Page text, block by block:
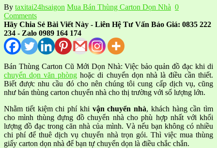
By taxitai24hsaigon Mua Bán Thùng Carton Dọn Nhà 0
Comments
Hãy Chia Sẻ Bài Viết Này - Liên Hệ Tư Vấn Báo Giá: 0835 222
234 - Zalo 0989 164 174
Bán Thùng Carton Cũ Mới Dọn Nhà: Việc bảo quản đồ đạc khi di
chuyển dọn văn phòng hoặc di chuyển dọn nhà là điều cần thiết.
Biết được nhu cầu đó cho nên chúng tôi cung cấp dịch vụ, cũng
như bán thùng carton chuyển nhà cho thị trường với số lượng lớn.
Nhằm tiết kiệm chi phí khi vận chuyển nhà, khách hàng cần tìm
cho mình thùng đựng đồ chuyển nhà cho phù hợp nhất với khối
lượng đồ đạc trong căn nhà của mình. Và nếu bạn không có nhiều
chi phí để thuê dịch vụ chuyển nhà trọn gói. Thì việc mua thùng
giấy carton dọn nhà để bạn tự chuyển dọn là điều chắc chắn.